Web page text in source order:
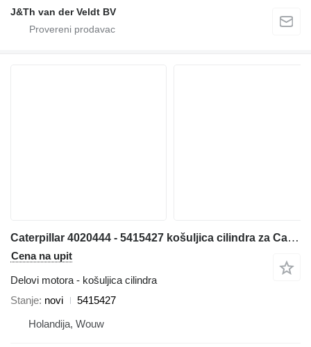
J&Th van der Veldt BV
Caterpillar 4020444 - 5415427 košuljica cilindra za Caterpillar 6018 bagera
Cena na upit
Delovi motora - košuljica cilindra
Stanje novi
5415427
Holandija, Wouw